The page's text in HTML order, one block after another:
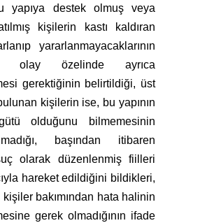
yapıya destek olmuş veya
kişilerin kastı kaldıran
yararlanmayacaklarının
olay özelinde ayrıca
gerektiğinin belirtildiği, üst
kişilerin ise, bu yapının
olduğunu bilmemesinin
başından itibaren
olarak düzenlenmiş fiilleri
hareket edildiğini bildikleri,
kişiler bakımından hata halinin
gerek olmadığının ifade